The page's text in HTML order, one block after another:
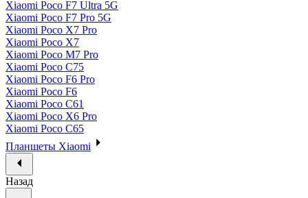
Xiaomi Poco F7 Ultra 5G
Xiaomi Poco F7 Pro 5G
Xiaomi Poco X7 Pro
Xiaomi Poco X7
Xiaomi Poco M7 Pro
Xiaomi Poco C75
Xiaomi Poco F6 Pro
Xiaomi Poco F6
Xiaomi Poco C61
Xiaomi Poco X6 Pro
Xiaomi Poco C65
Планшеты Xiaomi
Назад